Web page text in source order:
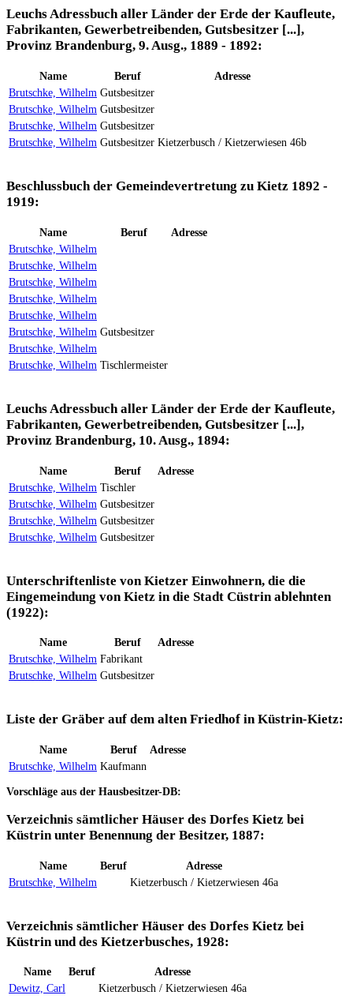
Leuchs Adressbuch aller Länder der Erde der Kaufleute,
Fabrikanten, Gewerbetreibenden, Gutsbesitzer [...],
Provinz Brandenburg, 9. Ausg., 1889 - 1892:
Name Beruf
Adresse
Brutschke, Wilhelm Gutsbesitzer
Brutschke, Wilhelm Gutsbesitzer
Brutschke, Wilhelm Gutsbesitzer
Brutschke, Wilhelm Gutsbesitzer Kietzerbusch / Kietzerwiesen 46b
Beschlussbuch der Gemeindevertretung zu Kietz 1892 -
1919:
Name Beruf
Adresse
Brutschke, Wilhelm
Brutschke, Wilhelm
Brutschke, Wilhelm
Brutschke, Wilhelm
Brutschke, Wilhelm
Brutschke, Wilhelm Gutsbesitzer
Brutschke, Wilhelm
Brutschke, Wilhelm Tischlermeister
Leuchs Adressbuch aller Länder der Erde der Kaufleute,
Fabrikanten, Gewerbetreibenden, Gutsbesitzer [...],
Provinz Brandenburg, 10. Ausg., 1894:
Name Beruf
Adresse
Brutschke, Wilhelm Tischler
Brutschke, Wilhelm Gutsbesitzer
Brutschke, Wilhelm Gutsbesitzer
Brutschke, Wilhelm Gutsbesitzer
Unterschriftenliste von Kietzer Einwohnern, die die
Eingemeindung von Kietz in die Stadt Cüstrin ablehnten
(1922):
Name Beruf
Adresse
Brutschke, Wilhelm Fabrikant
Brutschke, Wilhelm Gutsbesitzer
Liste der Gräber auf dem alten Friedhof in Küstrin-Kietz:
Name Beruf
Adresse
Brutschke, Wilhelm Kaufmann
Vorschläge aus der Hausbesitzer-DB:
Verzeichnis sämtlicher Häuser des Dorfes Kietz bei
Küstrin unter Benennung der Besitzer, 1887:
Name Beruf
Adresse
Brutschke, Wilhelm
Kietzerbusch / Kietzerwiesen 46a
Verzeichnis sämtlicher Häuser des Dorfes Kietz bei
Küstrin und des Kietzerbusches, 1928:
Name Beruf
Adresse
Dewitz, Carl
Kietzerbusch / Kietzerwiesen 46a